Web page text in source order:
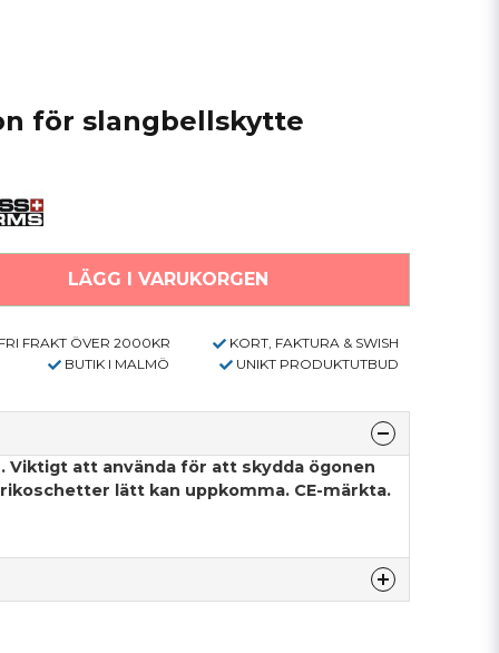
för slangbellskytte
LÄGG I VARUKORGEN
FRI FRAKT ÖVER 2000KR
KORT, FAKTURA & SWISH
BUTIK I MALMÖ UNIKT PRODUKTUTBUD
Viktigt att använda för att skydda ögonen
lätt kan uppkomma. CE-märkta.